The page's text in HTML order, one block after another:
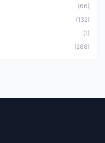
(66)
(132)
(1)
(288)